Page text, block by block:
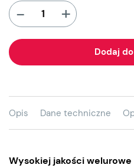
- +
Dodaj
Opis Dane techniczne
Wysokiej jakości